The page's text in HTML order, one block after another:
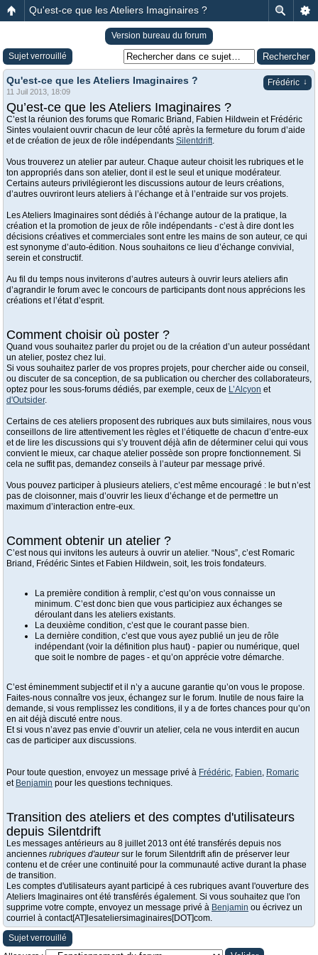
Qu'est-ce que les Ateliers Imaginaires ?
Version bureau du forum
Sujet verrouillé
Frédéric ↓
Qu'est-ce que les Ateliers Imaginaires ?
11 Juil 2013, 18:09
Qu’est-ce que les Ateliers Imaginaires ?
C’est la réunion des forums que Romaric Briand, Fabien Hildwein et Frédéric
Sintes voulaient ouvrir chacun de leur côté après la fermeture du forum d’aide
et de création de jeux de rôle indépendants Silentdrift.
Vous trouverez un atelier par auteur. Chaque auteur choisit les rubriques et le
ton appropriés dans son atelier, dont il est le seul et unique modérateur.
Certains auteurs privilégieront les discussions autour de leurs créations,
d’autres ouvriront leurs ateliers à l’échange et à l’entraide sur vos projets.
Les Ateliers Imaginaires sont dédiés à l’échange autour de la pratique, la
création et la promotion de jeux de rôle indépendants - c’est à dire dont les
décisions créatives et commerciales sont entre les mains de son auteur, ce qui
est synonyme d’auto-édition. Nous souhaitons ce lieu d’échange convivial,
serein et constructif.
Au fil du temps nous inviterons d’autres auteurs à ouvrir leurs ateliers afin
d’agrandir le forum avec le concours de participants dont nous apprécions les
créations et l’état d’esprit.
Comment choisir où poster ?
Quand vous souhaitez parler du projet ou de la création d’un auteur possédant
un atelier, postez chez lui.
Si vous souhaitez parler de vos propres projets, pour chercher aide ou conseil,
ou discuter de sa conception, de sa publication ou chercher des collaborateurs,
optez pour les sous-forums dédiés, par exemple, ceux de L’Alcyon et
d'Outsider.
Certains de ces ateliers proposent des rubriques aux buts similaires, nous vous
conseillons de lire attentivement les règles et l’étiquette de chacun d’entre-eux
et de lire les discussions qui s’y trouvent déjà afin de déterminer celui qui vous
convient le mieux, car chaque atelier possède son propre fonctionnement. Si
cela ne suffit pas, demandez conseils à l’auteur par message privé.
Vous pouvez participer à plusieurs ateliers, c’est même encouragé : le but n’est
pas de cloisonner, mais d’ouvrir les lieux d’échange et de permettre un
maximum d’interaction entre-eux.
Comment obtenir un atelier ?
C’est nous qui invitons les auteurs à ouvrir un atelier. “Nous”, c’est Romaric
Briand, Frédéric Sintes et Fabien Hildwein, soit, les trois fondateurs.
La première condition à remplir, c’est qu’on vous connaisse un
minimum. C’est donc bien que vous participiez aux échanges se
déroulant dans les ateliers existants.
La deuxième condition, c’est que le courant passe bien.
La dernière condition, c’est que vous ayez publié un jeu de rôle
indépendant (voir la définition plus haut) - papier ou numérique, quel
que soit le nombre de pages - et qu’on apprécie votre démarche.
C’est éminemment subjectif et il n’y a aucune garantie qu’on vous le propose.
Faites-nous connaître vos jeux, échangez sur le forum. Inutile de nous faire la
demande, si vous remplissez les conditions, il y a de fortes chances pour qu’on
en ait déjà discuté entre nous.
Et si vous n’avez pas envie d’ouvrir un atelier, cela ne vous interdit en aucun
cas de participer aux discussions.
Pour toute question, envoyez un message privé à Frédéric, Fabien, Romaric
et Benjamin pour les questions techniques.
Transition des ateliers et des comptes d'utilisateurs
depuis Silentdrift
Les messages antérieurs au 8 juillet 2013 ont été transférés depuis nos
anciennes rubriques d'auteursur le forum Silentdrift afin de préserver leur
contenu et de créer une continuité pour la communauté active durant la phase
de transition.
Les comptes d'utilisateurs ayant participé à ces rubriques avant l'ouverture des
Ateliers Imaginaires ont été transférés également. Si vous souhaitez que l'on
supprime votre compte, envoyez un message privé à Benjamin ou écrivez un
courriel à contact[AT]lesateliersimaginaires[DOT]com.
Sujet verrouillé